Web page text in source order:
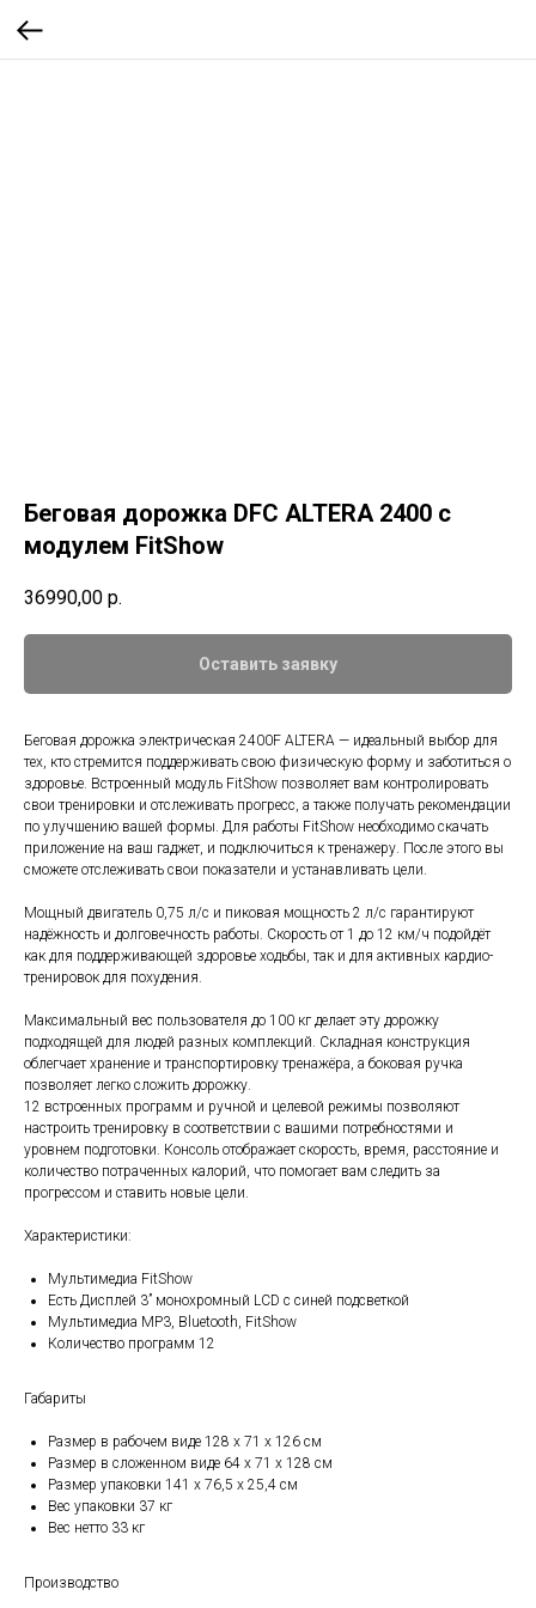
Беговая дорожка DFC ALTERA 2400 с
модулем FitShow
36990,00 р.
Оставить заявку
Беговая дорожка электрическая 2400F ALTERA — идеальный выбор для
тех, кто стремится поддерживать свою физическую форму и заботиться о
здоровье. Встроенный модуль FitShow позволяет вам контролировать
свои тренировки и отслеживать прогресс, а также получать рекомендации
по улучшению вашей формы. Для работы FitShow необходимо скачать
приложение на ваш гаджет, и подключиться к тренажеру. После этого вы
сможете отслеживать свои показатели и устанавливать цели.
Мощный двигатель 0,75 л/с и пиковая мощность 2 л/с гарантируют
надёжность и долговечность работы. Скорость от 1 до 12 км/ч подойдёт
как для поддерживающей здоровье ходьбы, так и для активных кардио-
тренировок для похудения.
Максимальный вес пользователя до 100 кг делает эту дорожку
подходящей для людей разных комплекций. Складная конструкция
облегчает хранение и транспортировку тренажёра, а боковая ручка
позволяет легко сложить дорожку.
12 встроенных программ и ручной и целевой режимы позволяют
настроить тренировку в соответствии с вашими потребностями и
уровнем подготовки. Консоль отображает скорость, время, расстояние и
количество потраченных калорий, что помогает вам следить за
прогрессом и ставить новые цели.
Характеристики:
Мультимедиа FitShow
Есть Дисплей 3” монохромный LCD с синей подсветкой
Мультимедиа MP3, Bluetooth, FitShow
Количество программ 12
Габариты
Размер в рабочем виде 128 х 71 х 126 см
Размер в сложенном виде 64 х 71 х 128 см
Размер упаковки 141 х 76,5 х 25,4 см
Вес упаковки 37 кг
Вес нетто 33 кг
Производство